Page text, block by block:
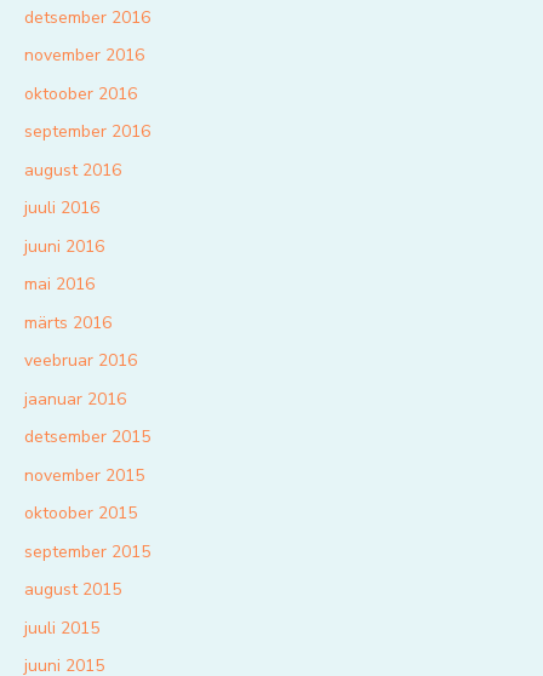
detsember 2016
november 2016
oktoober 2016
september 2016
august 2016
juuli 2016
juuni 2016
mai 2016
märts 2016
veebruar 2016
jaanuar 2016
detsember 2015
november 2015
oktoober 2015
september 2015
august 2015
juuli 2015
juuni 2015